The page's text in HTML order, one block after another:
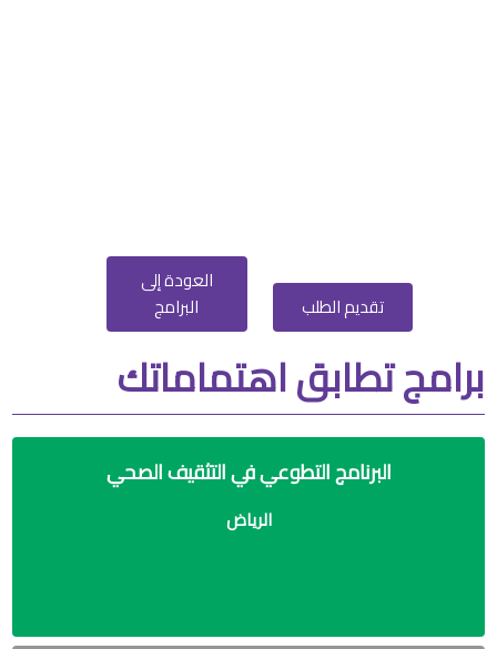
تقديم الطلب
العودة إلى
البرامج
برامج تطابق اهتماماتك
البرنامج التطوعي في التثقيف الصحي
الرياض